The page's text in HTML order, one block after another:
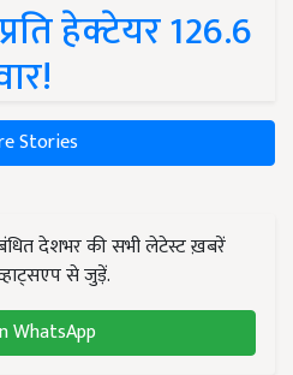
हेक्टेयर 126.6
Stories
देशभर की सभी लेटेस्ट ख़बरें
से जुड़ें.
WhatsApp